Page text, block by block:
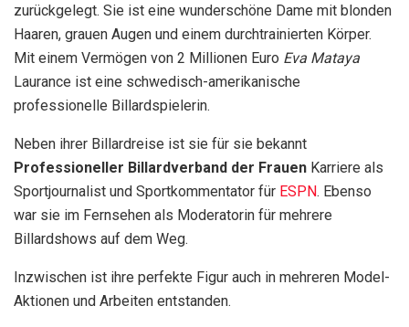
zurückgelegt. Sie ist eine wunderschöne Dame mit blonden
Haaren, grauen Augen und einem durchtrainierten Körper.
Mit einem Vermögen von 2 Millionen Euro Eva Mataya
Laurance ist eine schwedisch-amerikanische
professionelle Billardspielerin.
Neben ihrer Billardreise ist sie für sie bekannt
Professioneller Billardverband der Frauen Karriere als
Sportjournalist und Sportkommentator für ESPN. Ebenso
war sie im Fernsehen als Moderatorin für mehrere
Billardshows auf dem Weg.
Inzwischen ist ihre perfekte Figur auch in mehreren Model-
Aktionen und Arbeiten entstanden.